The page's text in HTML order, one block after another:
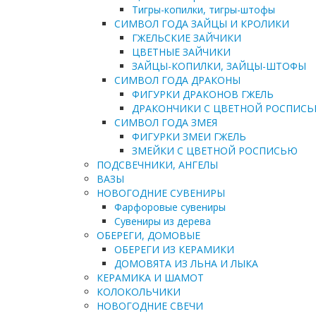
Тигры-копилки, тигры-штофы
СИМВОЛ ГОДА ЗАЙЦЫ И КРОЛИКИ
ГЖЕЛЬСКИЕ ЗАЙЧИКИ
ЦВЕТНЫЕ ЗАЙЧИКИ
ЗАЙЦЫ-КОПИЛКИ, ЗАЙЦЫ-ШТОФЫ
СИМВОЛ ГОДА ДРАКОНЫ
ФИГУРКИ ДРАКОНОВ ГЖЕЛЬ
ДРАКОНЧИКИ С ЦВЕТНОЙ
СИМВОЛ ГОДА ЗМЕЯ
ФИГУРКИ ЗМЕИ ГЖЕЛЬ
ЗМЕЙКИ С ЦВЕТНОЙ РОСПИСЬЮ
ПОДСВЕЧНИКИ, АНГЕЛЫ
ВАЗЫ
НОВОГОДНИЕ СУВЕНИРЫ
Фарфоровые сувениры
Сувениры из дерева
ОБЕРЕГИ, ДОМОВЫЕ
ОБЕРЕГИ ИЗ КЕРАМИКИ
ДОМОВЯТА ИЗ ЛЬНА И ЛЫКА
КЕРАМИКА И ШАМОТ
КОЛОКОЛЬЧИКИ
НОВОГОДНИЕ СВЕЧИ